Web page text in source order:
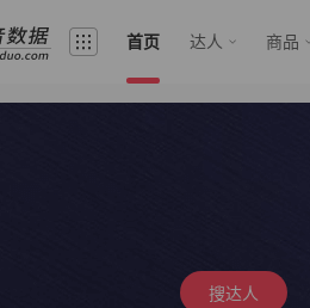
首页 达人 商品
搜达人